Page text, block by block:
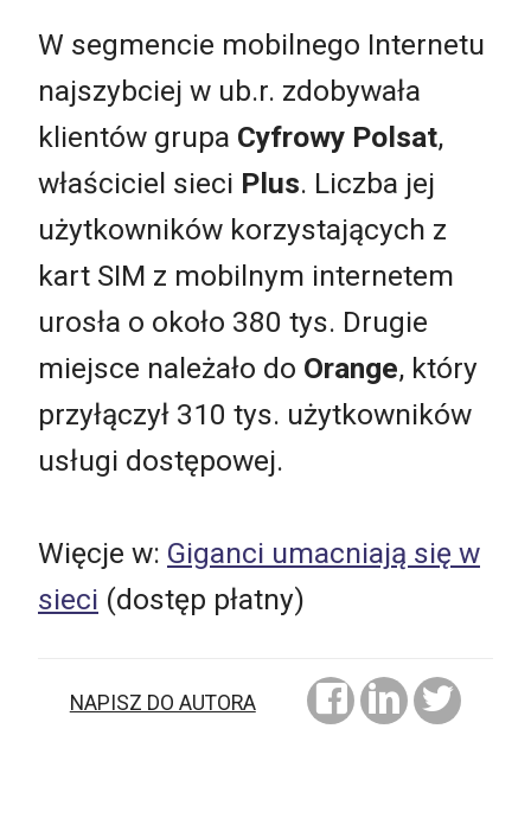
W segmencie mobilnego Internetu
najszybciej w ub.r. zdobywała
klientów grupa Cyfrowy Polsat,
właściciel sieci Plus. Liczba jej
użytkowników korzystających z
kart SIM z mobilnym internetem
urosła o około 380 tys. Drugie
miejsce należało do Orange, który
przyłączył 310 tys. użytkowników
usługi dostępowej.
Więcje w: Giganci umacniają się w
sieci (dostęp płatny)
NAPISZ DO AUTORA